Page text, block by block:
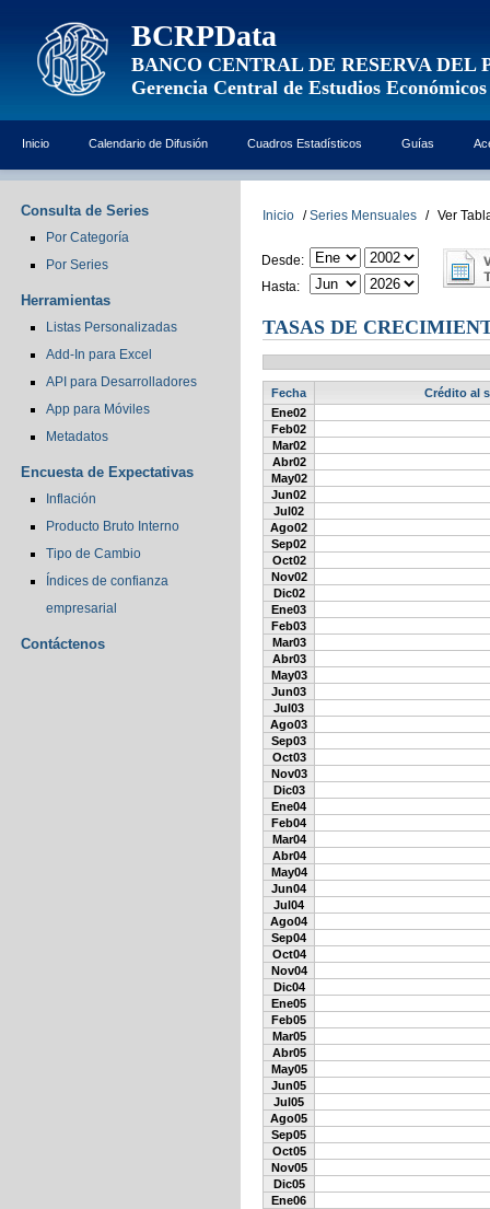
BCRPData
BANCO CENTRAL DE RESERVA DEL
Gerencia Central de Estudios Económicos
Inicio Calendario de Difusión Cuadros Estadísticos Guías
Consulta de Series
Por Categoría
Por Series
Herramientas
Listas Personalizadas
Add-In para Excel
API para Desarrolladores
App para Móviles
Metadatos
Encuesta de Expectativas
Inflación
Producto Bruto Interno
Tipo de Cambio
Índices de confianza
empresarial
Contáctenos
Inicio / Series Mensuales / Ver
Desde:
Hasta:
TASAS DE
Fecha
Crédito al
Ene02
Feb02
Mar02
Abr02
May02
Jun02
Jul02
Ago02
Sep02
Oct02
Nov02
Dic02
Ene03
Feb03
Mar03
Abr03
May03
Jun03
Jul03
Ago03
Sep03
Oct03
Nov03
Dic03
Ene04
Feb04
Mar04
Abr04
May04
Jun04
Jul04
Ago04
Sep04
Oct04
Nov04
Dic04
Ene05
Feb05
Mar05
Abr05
May05
Jun05
Jul05
Ago05
Sep05
Oct05
Nov05
Dic05
Ene06